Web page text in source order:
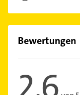
Bewertungen